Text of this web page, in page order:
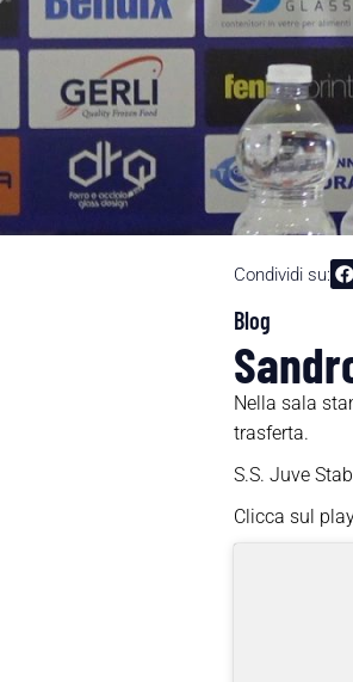
Condividi su:
Blog
Nella sala
trasferta.
S.S. Juve
Clicca sul